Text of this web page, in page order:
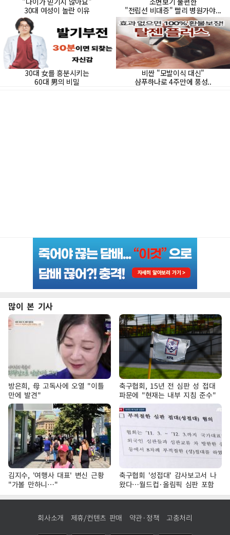
많이 본 기사
방은희, 母 고독사에 오열 "이틀
만에 발견"
축구협회, 15년 전 심판 성 접대
파문에 "현재는 내부 지침 준수"
김지수, '여행사 대표' 변신 근황
"가볼 만하니…"
축구협회 '성접대' 감사보고서 나
왔다…월드컵·올림픽 심판 포함
회사소개 제휴/컨텐츠 판매 약관·정책 고충처리